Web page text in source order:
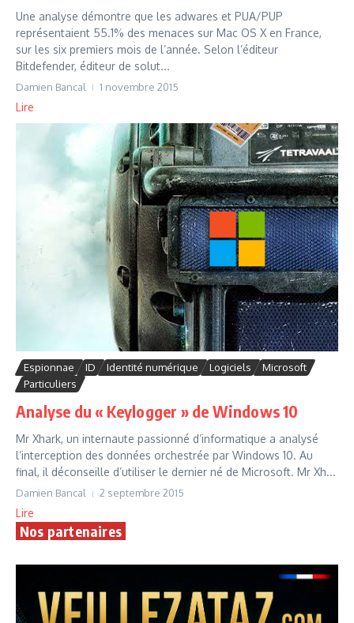
Une analyse démontre que les adwares et PUA/PUP
représentaient 55.1% des menaces sur Mac OS X en France,
sur les six premiers mois de l’année. Selon l’éditeur
Bitdefender, éditeur de solut...
Damien Bancal 1 novembre 2015
Lire
Espionnae ID Identité numérique Logiciels
Microsoft
Particuliers
Analyse du « Keylogger » de Windows 10
Mr Xhark, un internaute passionné d’informatique a analysé
l’interception des données orchestrée par Windows 10. Au
final, il déconseille d’utiliser le dernier né de Microsoft. Mr Xh...
Damien Bancal 2 septembre 2015
Lire
Nos partenaires